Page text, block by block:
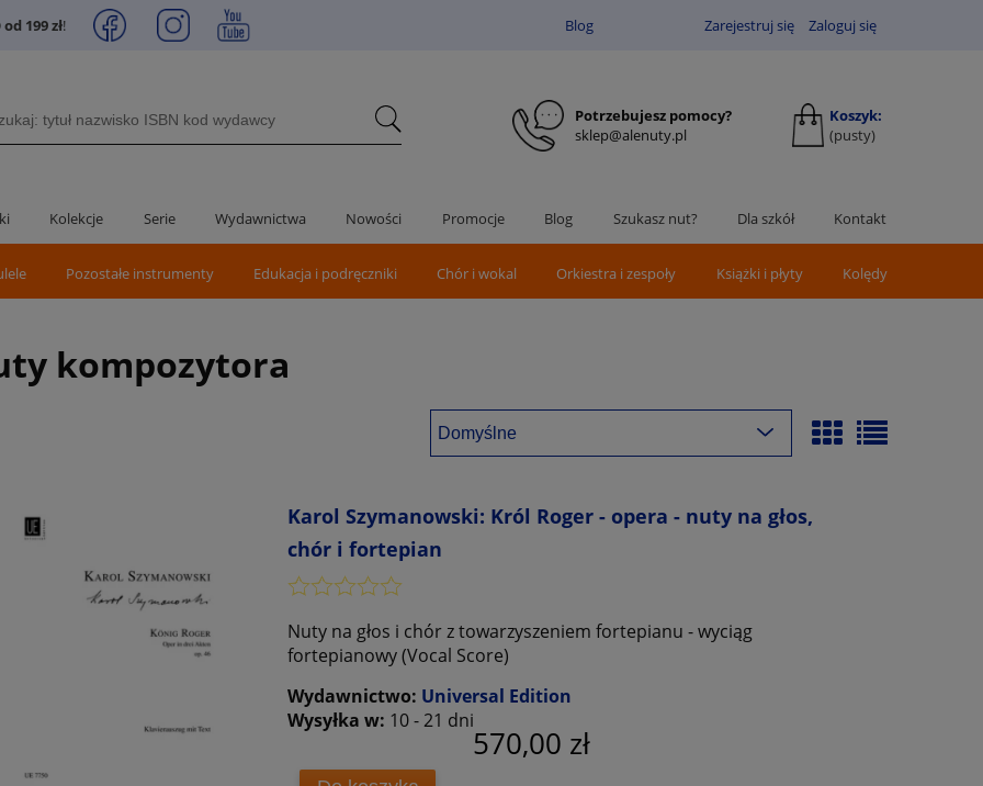
199 zł! Blog Zarejestruj się Zaloguj się
Potrzebujesz pomocy?
sklep@alenuty.pl
Koszyk:
(pusty)
Kolekcje Serie Wydawnictwa Nowości Promocje Blog Szukasz nut? Dla szkół Kontakt
Pozostałe instrumenty Edukacja i podręczniki Chór i wokal Orkiestra i zespoły Książki i płyty Kolędy
kompozytora
Karol Szymanowski: Król Roger - opera - nuty na głos,
chór i fortepian
Nuty na głos i chór z towarzyszeniem fortepianu - wyciąg
fortepianowy (Vocal Score)
Wydawnictwo: Universal Edition
Wysyłka w: 10 - 21 dni
570,00 zł